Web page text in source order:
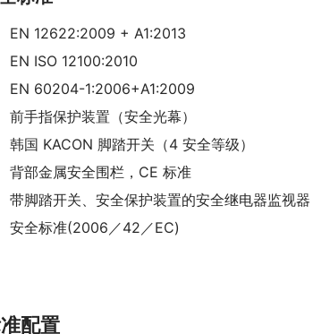
EN 12622:2009 + A1:2013
EN ISO 12100:2010
EN 60204-1:2006+A1:2009
前手指保护装置（安全光幕）
韩国 KACON 脚踏开关（4 安全等级）
背部金属安全围栏，CE 标准
带脚踏开关、安全保护装置的安全继电器监视器
安全标准(2006／42／EC)
配置